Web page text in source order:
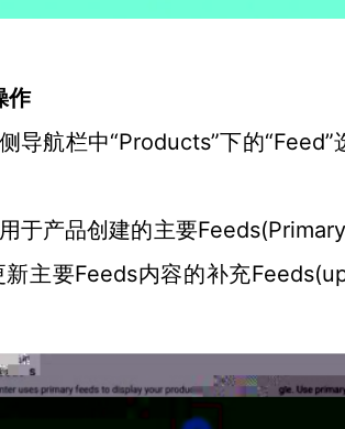
作
导航栏中“Products”下的
于产品创建的主要
主要Feeds内容的补充